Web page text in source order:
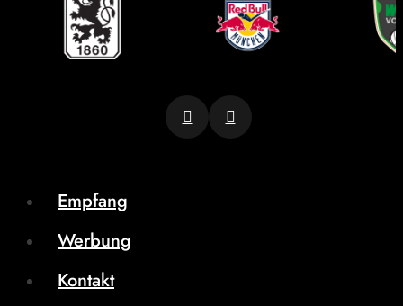
Empfang
Werbung
Kontakt